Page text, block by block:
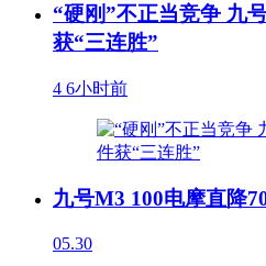
“硬刚”不正当竞争 九
获“三连胜”
4 6小时前
九号M3 100电摩直降
05.30